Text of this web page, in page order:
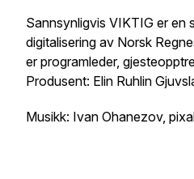
Sannsynligvis VIKTIG er en
digitalisering av Norsk
er programleder,
Produsent: Elin Ruhlin
Musikk: Ivan Ohanezov,